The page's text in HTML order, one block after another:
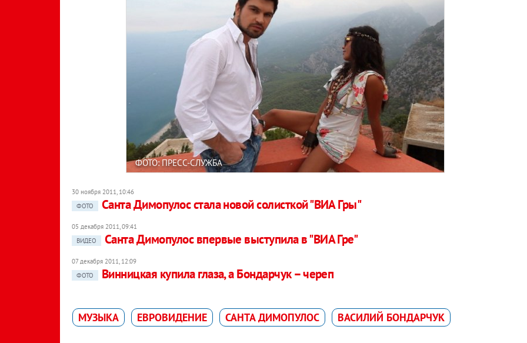
ФОТО: ПРЕСС-СЛУЖБА
30 ноября 2011, 10:46
ФОТО
Санта Димопулос стала новой солисткой "ВИА Гры"
05 декабря 2011, 09:41
ВИДЕО
Санта Димопулос впервые выступила в "ВИА Гре"
07 декабря 2011, 12:09
ФОТО
Винницкая купила глаза, а Бондарчук – череп
МУЗЫКА ЕВРОВИДЕНИЕ САНТА ДИМОПУЛОС ВАСИЛИЙ БОНДАРЧУК